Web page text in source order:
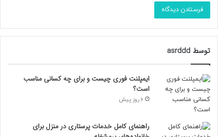
حوزه مالی و اقتصادی اتخاذ کنند.
بخش سفر و گردشگری
سفر یکی از لذت‌بخش‌ترین تجربه‌های زندگی است و آگاهی از
مقاصد گردشگری می‌تواند کیفیت سفر را افزایش دهد. بخش
گردشگری روز داتا به معرفی جاذبه‌های طبیعی، تاریخی و فرهنگی
ایران و جهان می‌پردازد.
هزینه‌ها و پیشنهاد بهترین مقاصد برای تعطیلات از جمله
توسط asrddd
ایمپلنت فوری چیست و برای چه کسانی مناسب
است؟
6 روز پیش
راهنمای کامل خدمات پرستاری در منزل برای